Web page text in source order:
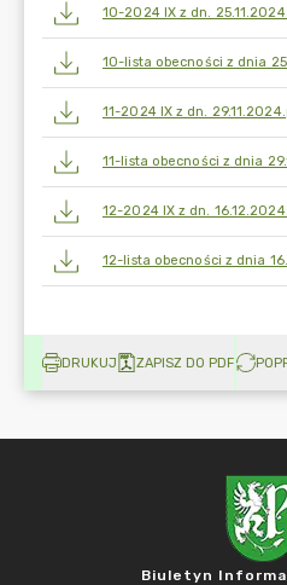
10-2024 IX z dn.
10-lista obecności z dnia
11-2024 IX z dn.
11-lista obecności z dnia
12-2024 IX z dn.
12-lista obecności z dnia
DRUKUJ ZAPISZ DO PDF
Biuletyn